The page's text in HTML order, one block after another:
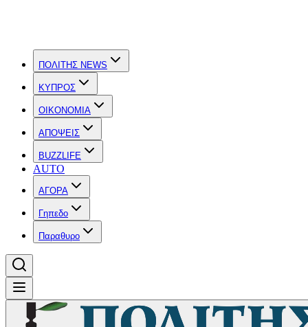
ΠΟΛΙΤΗΣ NEWS
ΚΥΠΡΟΣ
OIKONOMIA
ΑΠΟΨΕΙΣ
BUZZLIFE
AUTO
ΑΓΟΡΑ
Γηπεδο
Παραθυρο